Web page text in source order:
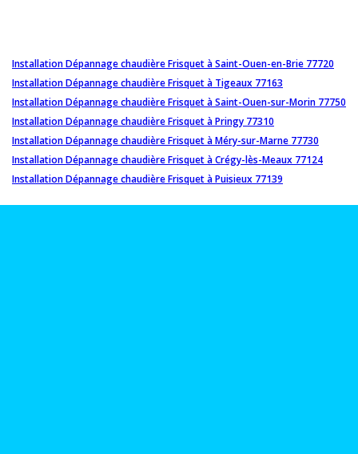
Installation Dépannage chaudière Frisquet à Saint-Ouen-en-Brie 77720
Installation Dépannage chaudière Frisquet à Tigeaux 77163
Installation Dépannage chaudière Frisquet à Saint-Ouen-sur-Morin 77750
Installation Dépannage chaudière Frisquet à Pringy 77310
Installation Dépannage chaudière Frisquet à Méry-sur-Marne 77730
Installation Dépannage chaudière Frisquet à Crégy-lès-Meaux 77124
Installation Dépannage chaudière Frisquet à Puisieux 77139